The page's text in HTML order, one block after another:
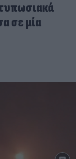
σε μία